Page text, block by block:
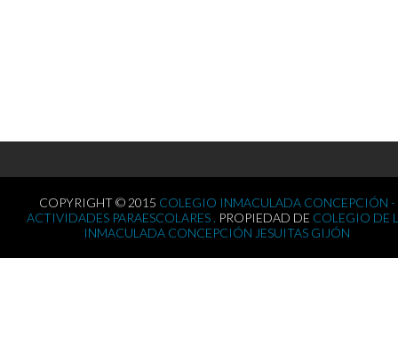
COPYRIGHT © 2015 COLEGIO INMACULADA CONCEPCIÓN -
ACTIVIDADES PARAESCOLARES . PROPIEDAD DE COLEGIO DE
INMACULADA CONCEPCIÓN JESUITAS GIJÓN